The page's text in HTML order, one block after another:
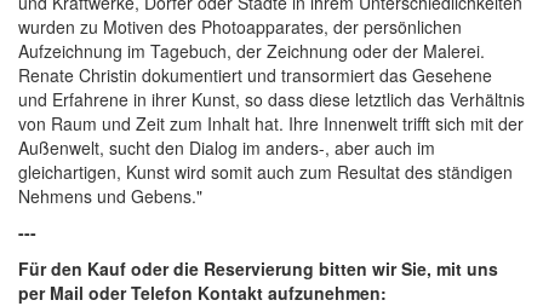
wurden zu Motiven des Photoapparates, der persönlichen
Aufzeichnung im Tagebuch, der Zeichnung oder der Malerei.
Renate Christin dokumentiert und transormiert das Gesehene
und Erfahrene in ihrer Kunst, so dass diese letztlich das Verhältnis
von Raum und Zeit zum Inhalt hat. Ihre Innenwelt trifft sich mit der
Außenwelt, sucht den Dialog im anders-, aber auch im
gleichartigen, Kunst wird somit auch zum Resultat des ständigen
Nehmens und Gebens."
---
Für den Kauf oder die Reservierung bitten wir Sie, mit uns
per Mail oder Telefon Kontakt aufzunehmen: